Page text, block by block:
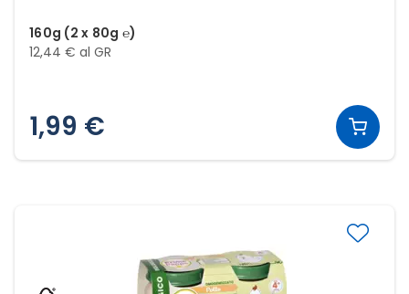
160g (2 x 80g ℮)
12,44 € al GR
1,99 €